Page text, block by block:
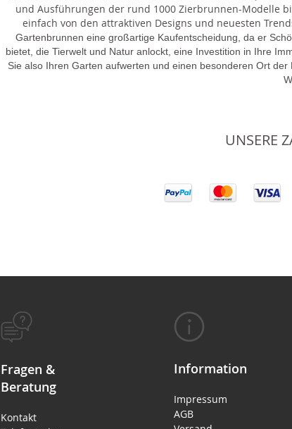
und Ausführungen der rund 1000 Zierbrunnen-Modelle
einfach von den attraktiven Designs und neuesten
Gartenbrunnen eine großartige Kaufentscheidung, da er
bietet, die Tierwelt und Natur anlockt, eine Investition in Ihre
Sie also Ihren Garten aufwerten und einen besonderen Ort
UNSERE
Fragen &
Beratung
Kontakt
Information
Impressum
AGB